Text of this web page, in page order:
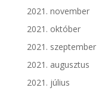
2021. november
2021. október
2021. szeptember
2021. augusztus
2021. július